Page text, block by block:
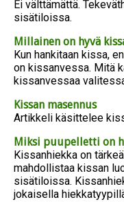
Ei välttämättä.
sisätiloissa.
Millainen on hyvä
Kun hankitaan kissa,
on kissanvessa. Mitä
kissanvessaa
Kissan masennus
Artikkeli käsittelee
Miksi puupelletti on
Kissanhiekka on
mahdollistaa kissan
sisätiloissa.
jokaisella